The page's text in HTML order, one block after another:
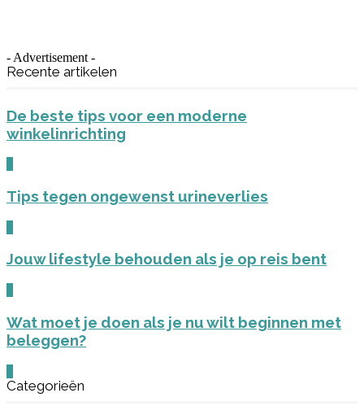
- Advertisement -
Recente artikelen
De beste tips voor een moderne
winkelinrichting
Tips tegen ongewenst urineverlies
Jouw lifestyle behouden als je op reis bent
Wat moet je doen als je nu wilt beginnen met
beleggen?
Categorieën